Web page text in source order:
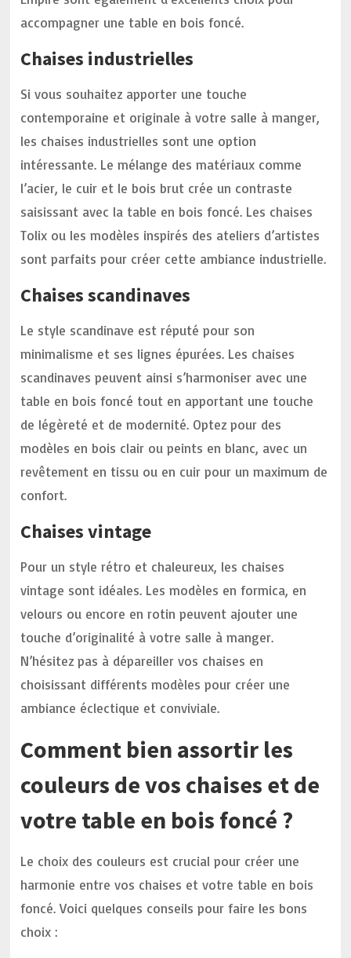
accompagner une table en bois foncé.
Chaises industrielles
Si vous souhaitez apporter une touche
contemporaine et originale à votre salle à manger,
les chaises industrielles sont une option
intéressante. Le mélange des matériaux comme
l’acier, le cuir et le bois brut crée un contraste
saisissant avec la table en bois foncé. Les chaises
Tolix ou les modèles inspirés des ateliers d’artistes
sont parfaits pour créer cette ambiance industrielle.
Chaises scandinaves
Le style scandinave est réputé pour son
minimalisme et ses lignes épurées. Les chaises
scandinaves peuvent ainsi s’harmoniser avec une
table en bois foncé tout en apportant une touche
de légèreté et de modernité. Optez pour des
modèles en bois clair ou peints en blanc, avec un
revêtement en tissu ou en cuir pour un maximum de
confort.
Chaises vintage
Pour un style rétro et chaleureux, les chaises
vintage sont idéales. Les modèles en formica, en
velours ou encore en rotin peuvent ajouter une
touche d’originalité à votre salle à manger.
N’hésitez pas à dépareiller vos chaises en
choisissant différents modèles pour créer une
ambiance éclectique et conviviale.
Comment bien assortir les
couleurs de vos chaises et de
votre table en bois foncé ?
Le choix des couleurs est crucial pour créer une
harmonie entre vos chaises et votre table en bois
foncé. Voici quelques conseils pour faire les bons
choix :